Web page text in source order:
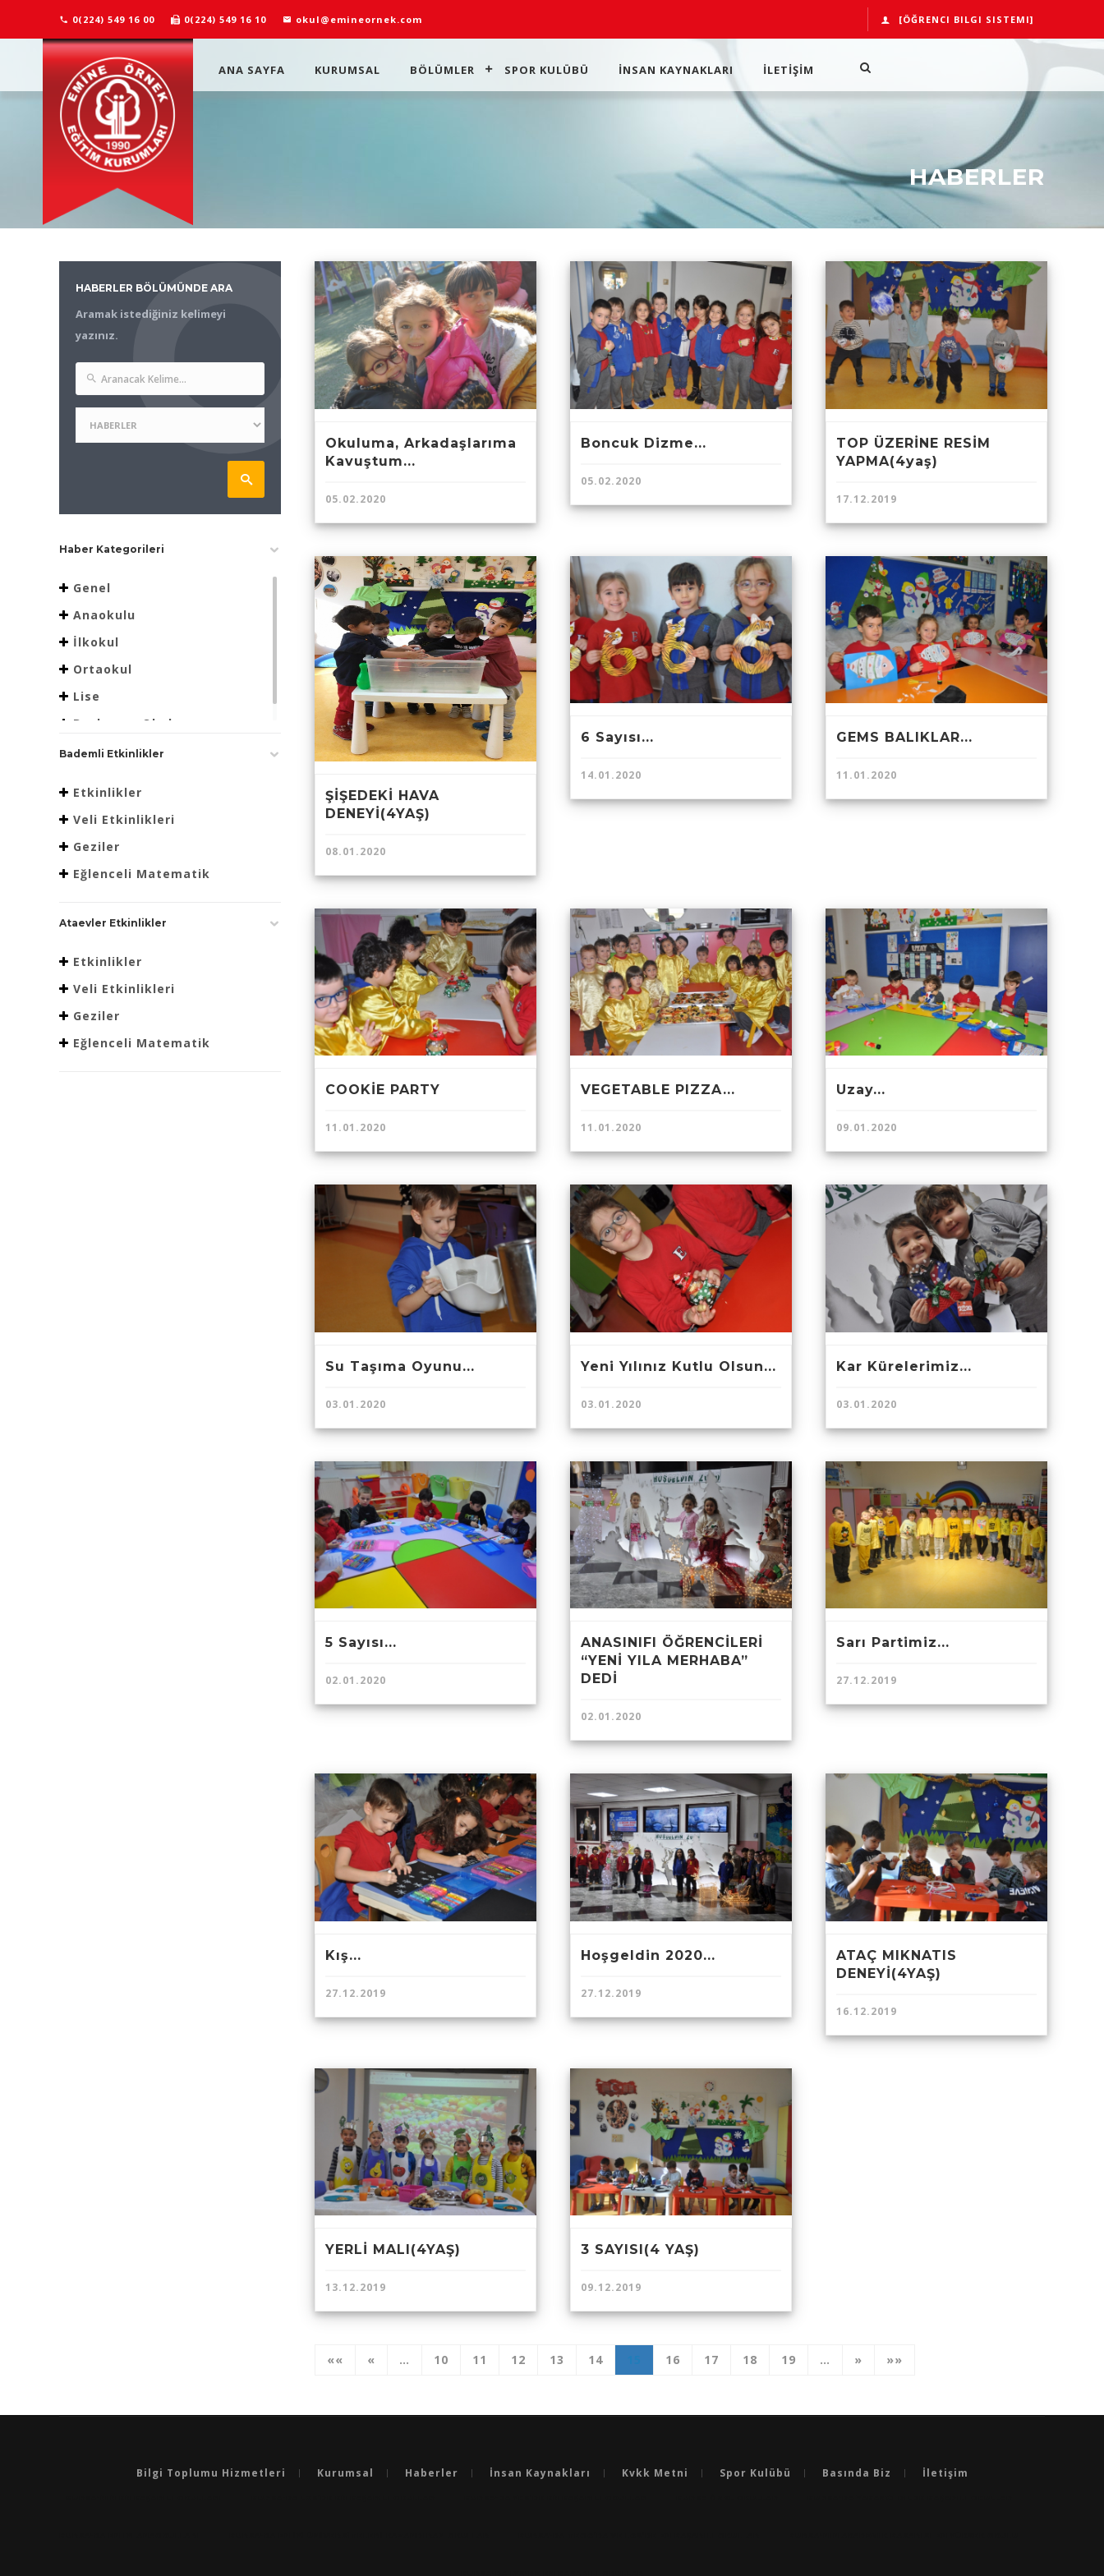
0(224) 549 16 00 0(224) 549 16 10 okul@emineornek.com [ÖĞRENCI BILGI SISTEMI]
ANA SAYFA KURUMSAL BÖLÜMLER SPOR KULÜBÜ İNSAN KAYNAKLARI İLETİŞİM
HABERLER
HABERLER BÖLÜMÜNDE ARA
Aramak istediğiniz kelimeyi
yazınız.
Haber Kategorileri
Genel
Anaokulu
İlkokul
Ortaokul
Lise
Beslenme Okulu
Bademli Etkinlikler
Etkinlikler
Veli Etkinlikleri
Geziler
Eğlenceli Matematik
Ataevler Etkinlikler
Etkinlikler
Veli Etkinlikleri
Geziler
Eğlenceli Matematik
Okuluma, Arkadaşlarıma
Kavuştum...
05.02.2020
Boncuk Dizme...
05.02.2020
TOP ÜZERİNE RESİM
YAPMA(4yaş)
17.12.2019
ŞİŞEDEKİ HAVA
DENEYİ(4YAŞ)
08.01.2020
6 Sayısı...
14.01.2020
GEMS BALIKLAR...
11.01.2020
COOKİE PARTY
11.01.2020
VEGETABLE PIZZA...
11.01.2020
Uzay...
09.01.2020
Su Taşıma Oyunu...
03.01.2020
Yeni Yılınız Kutlu Olsun...
03.01.2020
Kar Kürelerimiz...
03.01.2020
5 Sayısı...
02.01.2020
ANASINIFI ÖĞRENCİLERİ
“YENİ YILA MERHABA”
DEDİ
02.01.2020
Sarı Partimiz...
27.12.2019
Kış...
27.12.2019
Hoşgeldin 2020...
27.12.2019
ATAÇ MIKNATIS
DENEYİ(4YAŞ)
16.12.2019
YERLİ MALI(4YAŞ)
13.12.2019
3 SAYISI(4 YAŞ)
09.12.2019
«« « … 10 11 12 13 14 16 17 18 19 … » »»
Bilgi Toplumu Hizmetleri Kurumsal Haberler İnsan Kaynakları Kvkk Metni Spor Kulübü Basında Biz İletişim